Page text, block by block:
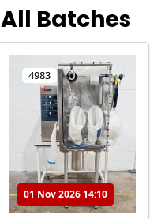
All Batches
4983
01 Nov 2026 14:10